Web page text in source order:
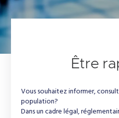
Être
Vous souhaitez informer,
population?
Dans un cadre légal,